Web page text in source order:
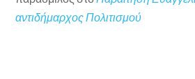
αντιδήμαρχος Πολιτισμού